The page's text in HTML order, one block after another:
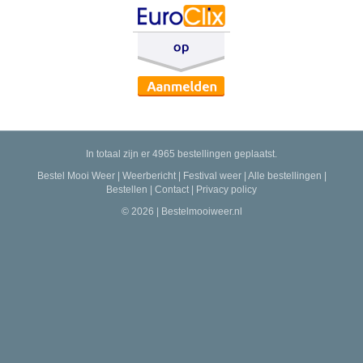
In totaal zijn er 4965 bestellingen geplaatst.
Bestel Mooi Weer| Weerbericht| Festival weer| Alle bestellingen
Bestellen
Contact
Privacy policy
© 2026 | Bestelmooiweer.nl